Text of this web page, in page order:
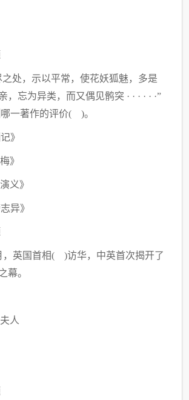
之处，示以平常，使花妖狐魅，多是
，忘为异类，而又偶见鹘突 · · · · · ·”
一著作的评价( )。
》
》
义》
异》
，英国首相( )访华，中英首次揭开了
幕。
人